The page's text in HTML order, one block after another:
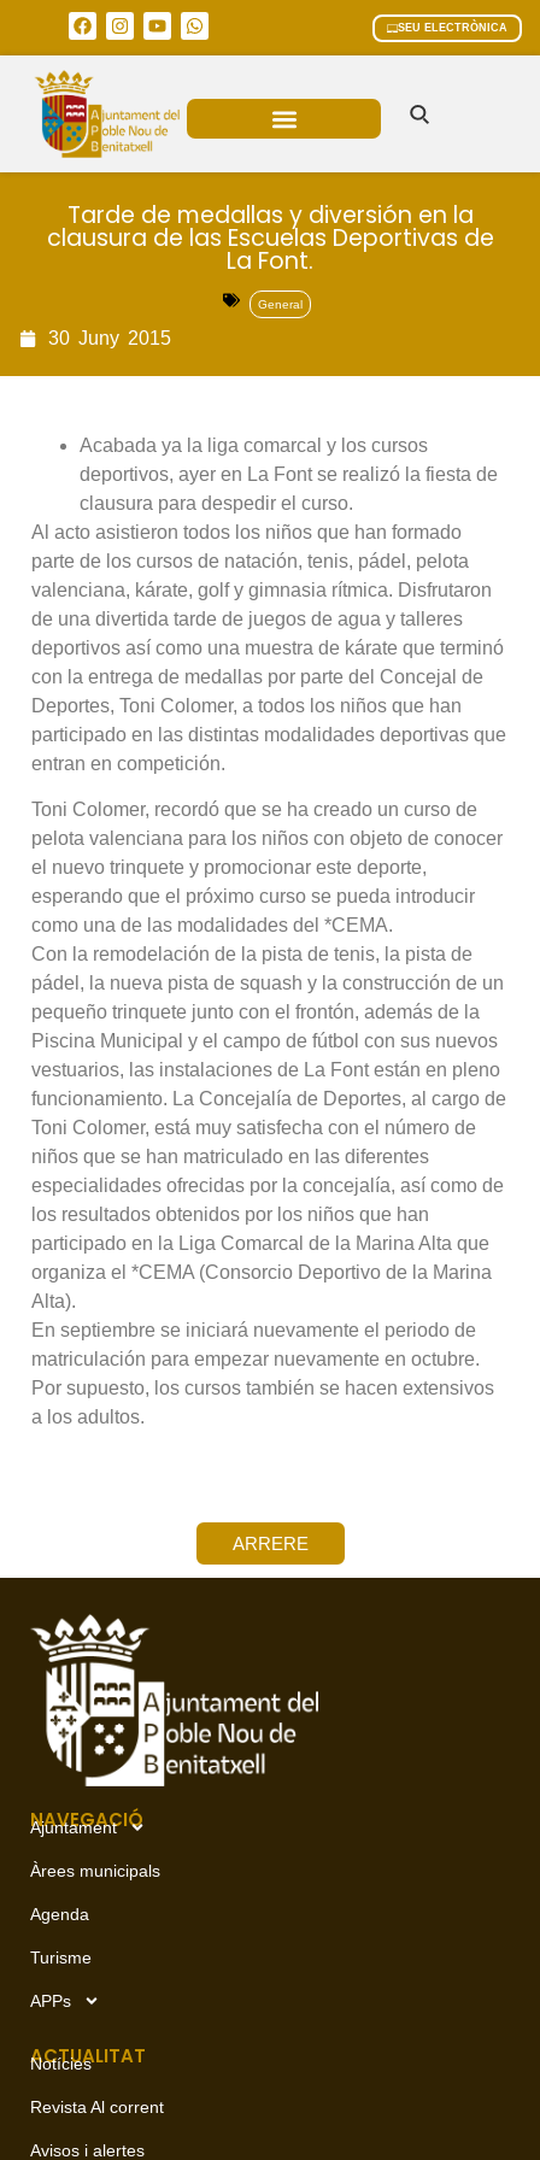
SEU ELECTRÒNICA
Tarde de medallas y diversión en la
clausura de las Escuelas Deportivas de
La Font.
General
30 Juny 2015
Acabada ya la liga comarcal y los cursos
deportivos, ayer en La Font se realizó la fiesta de
clausura para despedir el curso.
Al acto asistieron todos los niños que han formado
parte de los cursos de natación, tenis, pádel, pelota
valenciana, kárate, golf y gimnasia rítmica. Disfrutaron
de una divertida tarde de juegos de agua y talleres
deportivos así como una muestra de kárate que terminó
con la entrega de medallas por parte del Concejal de
Deportes, Toni Colomer, a todos los niños que han
participado en las distintas modalidades deportivas que
entran en competición.
Toni Colomer, recordó que se ha creado un curso de
pelota valenciana para los niños con objeto de conocer
el nuevo trinquete y promocionar este deporte,
esperando que el próximo curso se pueda introducir
como una de las modalidades del *CEMA.
Con la remodelación de la pista de tenis, la pista de
pádel, la nueva pista de squash y la construcción de un
pequeño trinquete junto con el frontón, además de la
Piscina Municipal y el campo de fútbol con sus nuevos
vestuarios, las instalaciones de La Font están en pleno
funcionamiento. La Concejalía de Deportes, al cargo de
Toni Colomer, está muy satisfecha con el número de
niños que se han matriculado en las diferentes
especialidades ofrecidas por la concejalía, así como de
los resultados obtenidos por los niños que han
participado en la Liga Comarcal de la Marina Alta que
organiza el *CEMA (Consorcio Deportivo de la Marina
Alta).
En septiembre se iniciará nuevamente el periodo de
matriculación para empezar nuevamente en octubre.
Por supuesto, los cursos también se hacen extensivos
a los adultos.
ARRERE
NAVEGACIÓ
Ajuntament
Àrees municipals
Agenda
Turisme
APPs
ACTUALITAT
Notícies
Revista Al corrent
Avisos i alertes